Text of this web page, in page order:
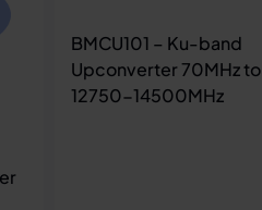
BMCU101 – Ku-band
Upconverter 70MHz to
12750-14500MHz